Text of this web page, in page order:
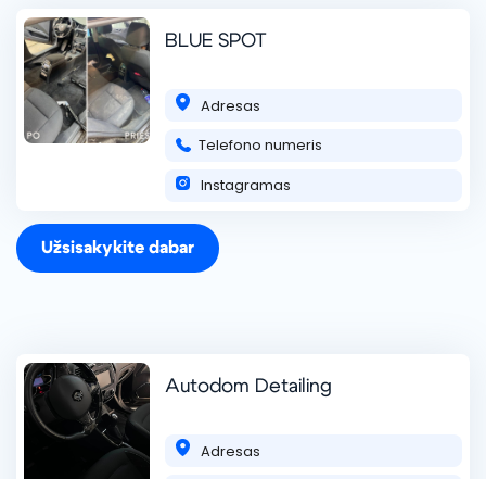
Automobilių plovykla ##1 Vilniuje
Automobilių plovykla ##1 Išlaikykite savo transporto
automobilių plovimo paslaugomis! Mes siūlome: 🚗 Išorinį
plovimą – aukšto slėgio valymą, putų a
BLUE SPOT
Adresas
Telefono numeris
Instagramas
Užsisakykite dabar
Autodom Detailing
Adresas